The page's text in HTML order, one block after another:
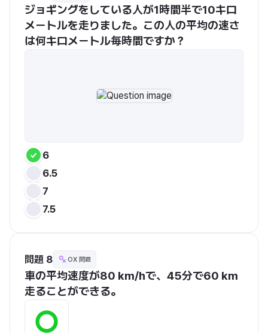
ジョギングをしている人が1時間半で10キロ
メートルを走りました。この人の平均の速さ
は何キロメートル毎時間ですか？
6
6.5
7
7.5
問題 8 OX 問題
車の平均速度が80 km/hで、45分で60 km
走ることができる。